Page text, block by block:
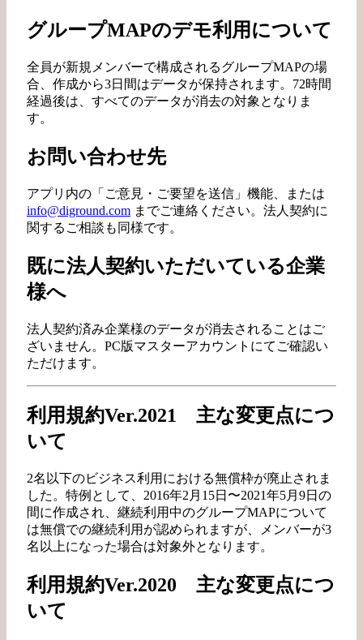
グループMAPのデモ利用について
全員が新規メンバーで構成されるグループMAPの場
合、作成から3日間はデータが保持されます。72時間
経過後は、すべてのデータが消去の対象となりま
す。
お問い合わせ先
アプリ内の「ご意見・ご要望を送信」機能、または
info@diground.com までご連絡ください。法人契約に
関するご相談も同様です。
既に法人契約いただいている企業
様へ
法人契約済み企業様のデータが消去されることはご
ざいません。PC版マスターアカウントにてご確認い
ただけます。
利用規約Ver.2021 主な変更点につ
いて
2名以下のビジネス利用における無償枠が廃止されま
した。特例として、2016年2月15日〜2021年5月9日の
間に作成され、継続利用中のグループMAPについて
は無償での継続利用が認められますが、メンバーが3
名以上になった場合は対象外となります。
利用規約Ver.2020 主な変更点につ
いて